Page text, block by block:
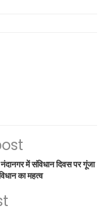
में संविधान दिवस पर गूंजा
का महत्व